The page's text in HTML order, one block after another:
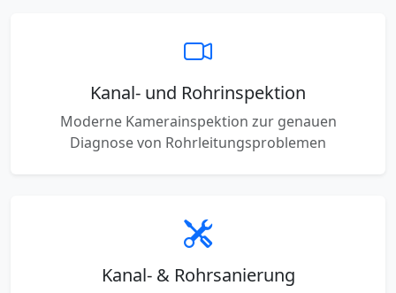
Kanal- und Rohrinspektion
Moderne Kamerainspektion zur genauen
Diagnose von Rohrleitungsproblemen
Kanal- & Rohrsanierung